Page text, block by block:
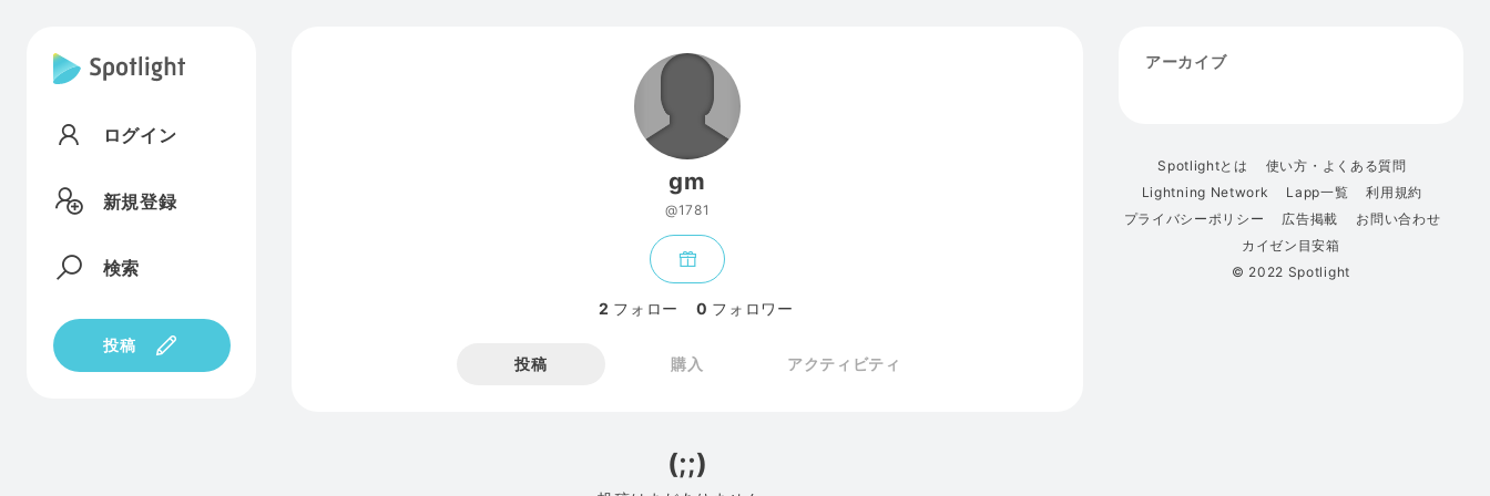
ログイン
新規登録
検索
投稿
gm
@1781
2 フォロー 0 フォロワー
投稿 購入 アクティビティ
(;;)
アーカイブ
Spotlightとは
使い方・よくある質問
Lightning Network
Lapp一覧
利用規約
プライバシーポリシー
広告掲載
お問い合わせ
カイゼン目安箱
© 2022 Spotlight